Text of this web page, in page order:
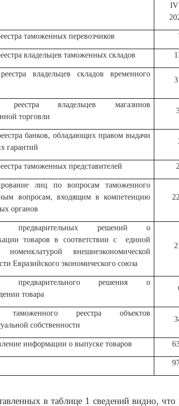
IV
таможенных перевозчиков
владельцев таможенных складов
владельцев складов временного
реестра владельцев магазинов
торговли
банков, обладающих правом выдачи
гарантий
таможенных представителей
лиц по вопросам таможенного
вопросам, входящим в компетенцию
органов
предварительных решений о
товаров в соответствии с единой
номенклатурой внешнеэкономической
Евразийского экономического союза
предварительного решения о
товара
таможенного реестра объектов
собственности
информации о выпуске товаров
в таблице 1 сведений видно,